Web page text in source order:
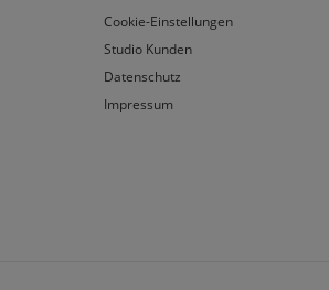
Cookie-Einstellungen
Studio Kunden
Datenschutz
Impressum